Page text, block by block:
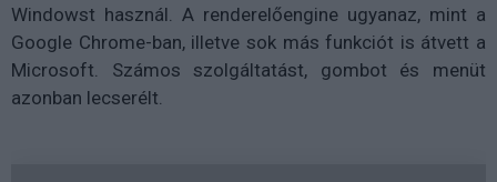
Windowst használ. A renderelőengine ugyanaz, mint a
Google Chrome-ban, illetve sok más funkciót is átvett a
Microsoft. Számos szolgáltatást, gombot és menüt
azonban lecserélt.